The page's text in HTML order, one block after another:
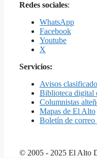
Redes sociales:
WhatsApp
Facebook
Youtube
X
Servicios:
Avisos
Biblioteca digital
Columnistas
Mapas de El Alto
Boletín de
© 2005 - 2025 El Alto